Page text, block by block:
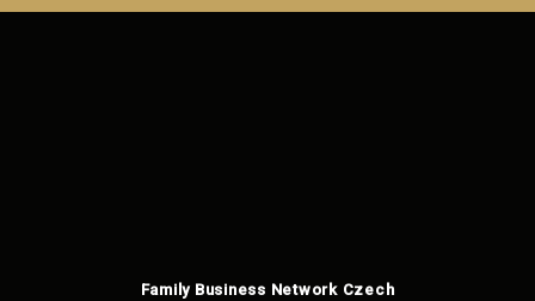
を送
Family Business Network Czech